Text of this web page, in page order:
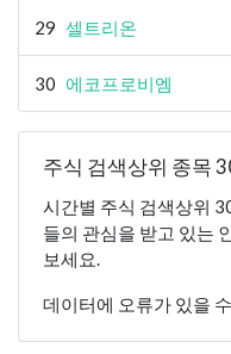
29 셀트리온
30 에코프로비엠
주식 검색상위 종목
시간별 주식 검색상위
들의 관심을 받고 있는
보세요.
데이터에 오류가 있을